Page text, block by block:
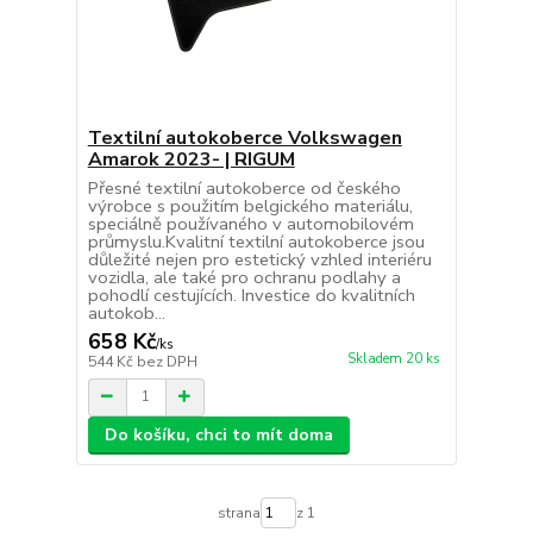
Textilní autokoberce Volkswagen
Amarok 2023- | RIGUM
Přesné textilní autokoberce od českého
výrobce s použitím belgického materiálu,
speciálně používaného v automobilovém
průmyslu.Kvalitní textilní autokoberce jsou
důležité nejen pro estetický vzhled interiéru
vozidla, ale také pro ochranu podlahy a
pohodlí cestujících. Investice do kvalitních
autokob...
658 Kč/ks
544 Kč bez DPH Skladem 20 ks
Do košíku, chci to mít doma
strana z 1